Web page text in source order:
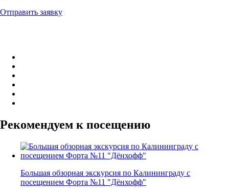
Отправить заявку
Рекомендуем к посещению
Большая обзорная экскурсия по Калининграду с
посещением Форта №11 "Дёнхофф"